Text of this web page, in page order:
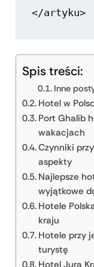
Spis treści:
Inne
Hotel w
Port Ghalib
wakacjach
Czynniki
aspekty
Najlepsze
wyjątkowe
Hotele
kraju
Hotele przy
turystę